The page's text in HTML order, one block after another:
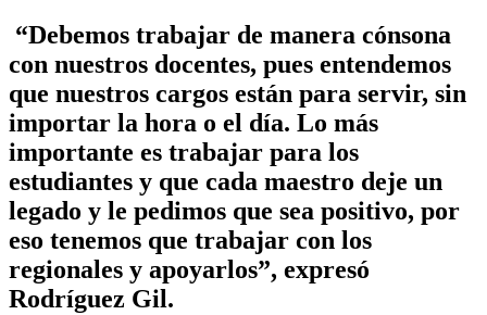
“Debemos trabajar de manera cónsona
con nuestros docentes, pues entendemos
que nuestros cargos están para servir, sin
importar la hora o el día. Lo más
importante es trabajar para los
estudiantes y que cada maestro deje un
legado y le pedimos que sea positivo, por
eso tenemos que trabajar con los
regionales y apoyarlos”, expresó
Rodríguez Gil.